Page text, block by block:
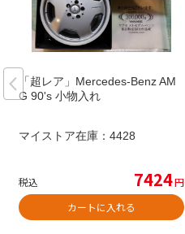
「超レア」Mercedes-Benz AM
G 90's 小物入れ
マイストア在庫： 4428
税込 7424円
カートに入れる